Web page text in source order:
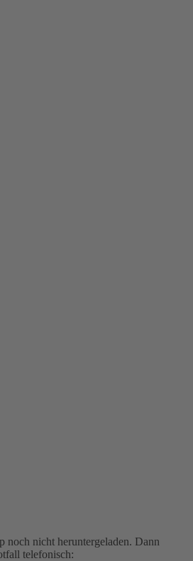
noch nicht heruntergeladen. Dann
telefonisch: